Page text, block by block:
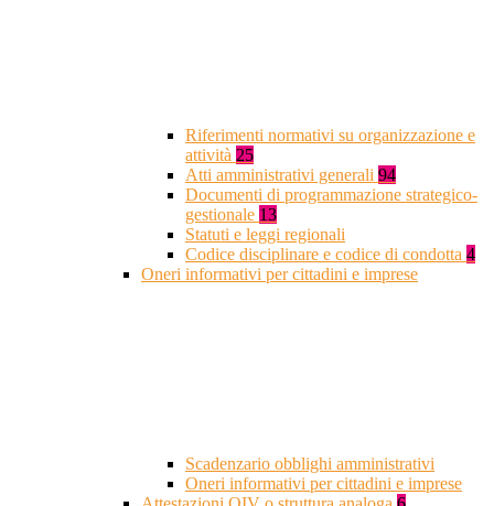
Riferimenti normativi su organizzazione e
attività 25
Atti amministrativi generali 94
Documenti di programmazione strategico-
gestionale 13
Statuti e leggi regionali
Codice disciplinare e codice di condotta 4
Oneri informativi per cittadini e imprese
Scadenzario obblighi amministrativi
Oneri informativi per cittadini e imprese